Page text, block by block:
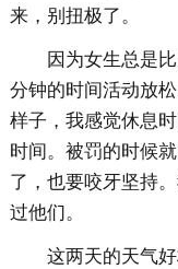
来，别扭极了。
因为女生总是
分钟的时间活动放
样子，我感觉休息
时间。被罚的时候
了，也要咬牙坚持
过他们。
这两天的天气